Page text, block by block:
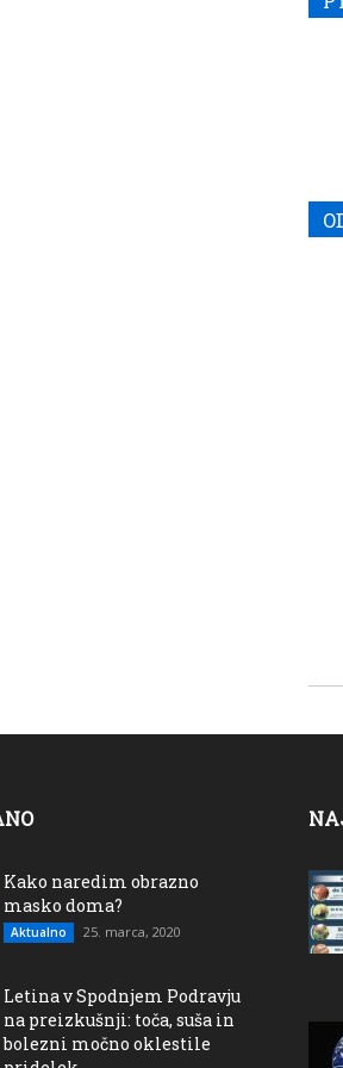
Kako naredim obrazno
masko doma?
Aktualno 25. marca, 2020
Letina v Spodnjem Podravju
na preizkušnji: toča, suša in
bolezni močno oklestile